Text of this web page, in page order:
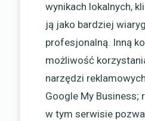
wynikach lokalnych,
ją jako bardziej
profesjonalną. Inną
możliwość
narzędzi
Google My
w tym serwisie